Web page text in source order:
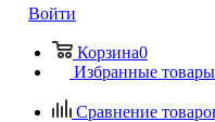
Войти
Корзина0
Избранные товары
Сравнение